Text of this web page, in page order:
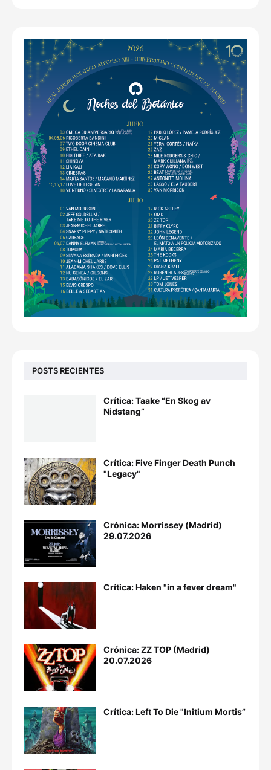
POSTS RECIENTES
Crítica: Taake “En Skog av
Nidstang”
Crítica: Five Finger Death Punch
"Legacy"
Crónica: Morrissey (Madrid)
29.07.2026
Crítica: Haken "in a fever dream"
Crónica: ZZ TOP (Madrid)
20.07.2026
Crítica: Left To Die "Initium Mortis”